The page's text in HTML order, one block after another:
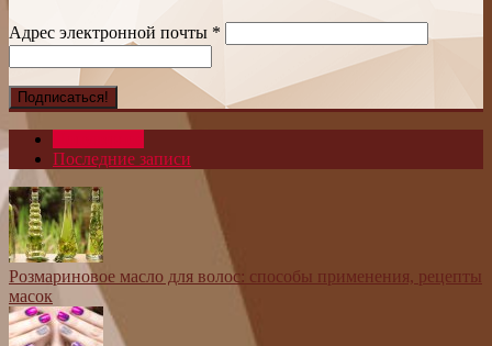
Адрес электронной почты *
Последние записи
Розмариновое масло для волос: способы применения, рецепты
масок